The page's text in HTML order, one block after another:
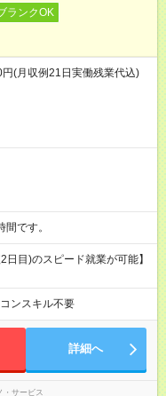
ランクOK
(月収例21日実働残業代込)
時間です。
目)のスピード就業が可能】
ンスキル不要
詳細へ
・サービス